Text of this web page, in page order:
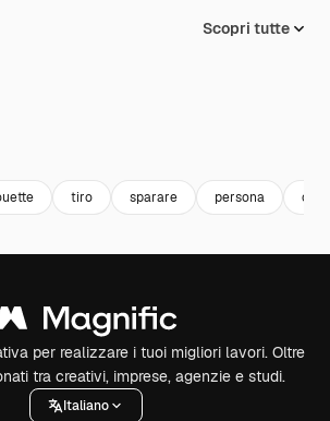
Scopri tutte
tiro sparare persona
per realizzare i tuoi migliori lavori. Oltre
tra creativi, imprese, agenzie e studi.
Italiano